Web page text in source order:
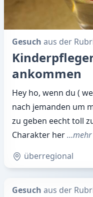
Gesuch aus der
ankommen
Hey ho, wenn du (
nach jemanden um
zu geben eecht toll
Charakter her…mehr
überregional
Gesuch aus der